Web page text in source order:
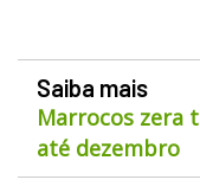
Saiba mais
Marrocos zera
até dezembro